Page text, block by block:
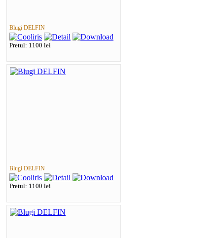
Blugi DELFIN
Pretul: 1100 lei
Blugi DELFIN
Pretul: 1100 lei